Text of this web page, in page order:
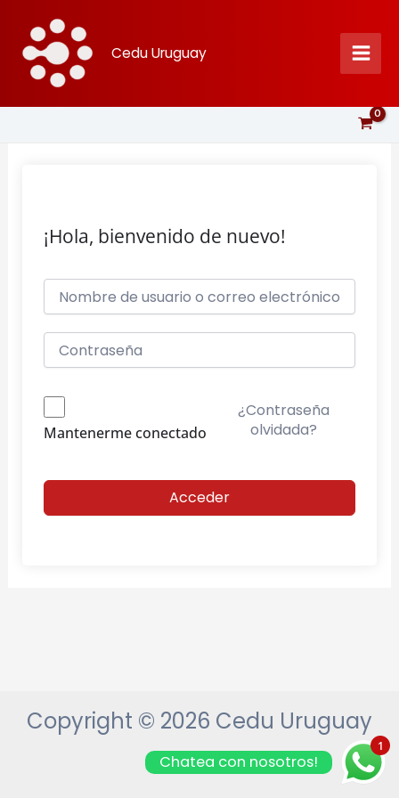
contenido
Cedu Uruguay
¡Hola, bienvenido de nuevo!
Mantenerme conectado
¿Contraseña
olvidada?
Acceder
Copyright © 2026 Cedu Uruguay
1
Chatea con nosotros!